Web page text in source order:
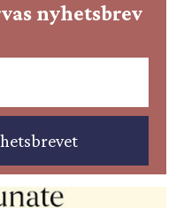
nyhetsbrev